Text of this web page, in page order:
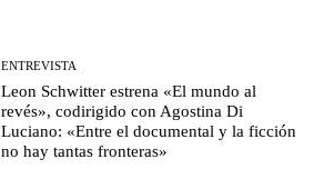
ENTREVISTA
Leon Schwitter estrena «El mundo al
revés», codirigido con Agostina Di
Luciano: «Entre el documental y la ficción
no hay tantas fronteras»